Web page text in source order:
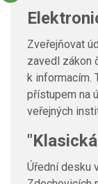
Zveřejňovat
zavedl zákon
k informacím.
přístupem na
veřejných
Úřední desku